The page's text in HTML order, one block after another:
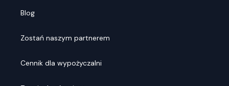
Blog
Zostań naszym partnerem
Cennik dla wypożyczalni